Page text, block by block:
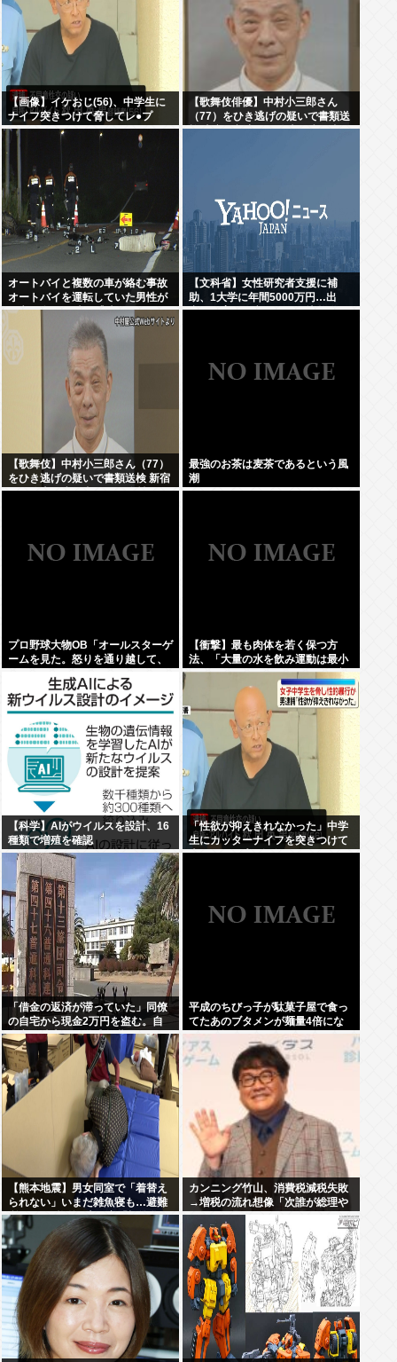
【画像】イケおじ(56)、中学生に
ナイフ突きつけて脅してレ●プ
www
【歌舞伎俳優】中村小三郎さん
（77）をひき逃げの疑いで書類送
検 東京・新宿区の路上で歩行者の
オートバイと複数の車が絡む事故
オートバイを運転していた男性が
死亡 現場から車が逃走
【文科省】女性研究者支援に補
助、1大学に年間5000万円…出
産・子育と両立できる環境整備し
【歌舞伎】中村小三郎さん（77）
をひき逃げの疑いで書類送検 新宿
区の路上で歩行者の20代女性をは
最強のお茶は麦茶であるという風
潮
プロ野球大物OB「オールスターゲ
ームを見た。怒りを通り越して、
あきれ果てた」
【衝撃】最も肉体を若く保つ方
法、「大量の水を飲み運動は最小
限、ペペロンチーノとビタミン剤
のみの食生活」だった
【科学】AIがウイルスを設計、16
種類で増殖を確認
「性欲が抑えきれなかった」中学
生にカッターナイフを突きつけて
脅し、レ●プ。自称・アルバイト
「借金の返済が滞っていた」同僚
の自宅から現金2万円を盗む。自
衛官の陸士長が懲戒免職に
平成のちびっ子が駄菓子屋で食っ
てたあのブタメンが麺量4倍にな
って登場
【熊本地震】男女同室で「着替え
られない」いまだ雑魚寝も…避難
所めぐり”格差” 専門家「標準化さ
れていない」
カンニング竹山、消費税減税失敗
→増税の流れ想像「次誰が総理や
りたいと思います？」